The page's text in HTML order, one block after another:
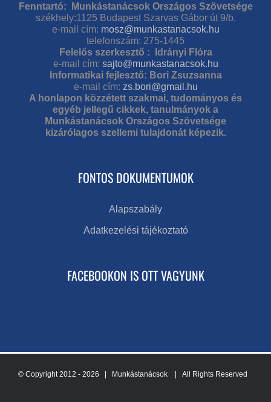
Fenntartó: Munkástanácsok Országos Szövetsége
székhely:1125 Budapest Szarvas Gábor út 9/b.
e-mail cím: mosz@munkastanacsok.hu
telefonszám: 275-1445
Felelős szerkesztő : Idrányi Flóra
e-mail cím: sajto@munkastanacsok.hu
Informatikai fejlesztő: Bori Zsuzsanna
e-mail cím: zs.bori@gmail.hu
A honlapon közzétett szakmai, tudományos és
egyéb jellegű cikkek, tanulmányok a
Munkástanácsok Országos Szövetsége
kizárólagos szellemi tulajdonát képezik.
FONTOS DOKUMENTUMOK
Alapszabály
Adatkezelési tájékoztató
FACEBOOKON IS OTT VAGYUNK
© Copyright 2012 - 2026 | Munkástanácsok | All Rights Reserved